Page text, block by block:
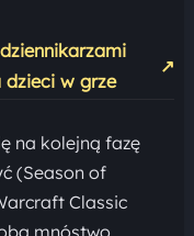
dzieci w grze
↗
na kolejną fazę
(Season of
Classic